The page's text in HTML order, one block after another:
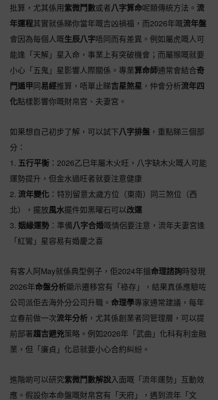
批算，尤其係用紫微鬥數或者八字算命呢類傳統方法。 流
年運程其實就係睇你當年嘅吉凶禍福，而2026年嘅流年盤
會因為每個人嘅生辰八字唔同而有差異。例如屬虎嘅人可
能逢「天解」星入命，事業上有突破機會；而屬猴嘅就要
小心「五鬼」星影響人際關係。專業算命師通常會結合奇
門遁甲同易經推算，唔單止睇吉星煞星 ，仲會分析流年四
化點樣影響你嘅財帛宮、夫妻宮。
如果想自己初步了解，可以試下八字排盤 ，重點睇三個部
分：
1. 五行平衡 ：2026乙巳年屬木火旺，八字缺木火嘅人可能
運勢提升，但金水過旺者就要注意健康
2. 流年變化 ：特別留意太歲方位（東南）同三煞位（西
北），擺放風水擺件如黑曜石可以改運
3. 姻緣運勢 ：準備八字合婚嘅情侶要注意，流年夫妻宮逢
「紅鸞」星容易有婚慶之喜
有客人阿May就係典型例子，佢2024年搵命理諮詢時發現
2026年命盤分析顯示遷移宮有「祿存」，結果真係應驗咗
公司派佢去海外分公司升職。 命理學專家通常建議，每年
立春前做一次流年分析 ，尤其係創業者同管理層，可以提
前部署趨吉避兇策略。例如2026年「武曲」化科有利金融
業，但「廉貞」化忌就要小心合約糾紛。
進階啲可以研究紫微鬥數解說入面嘅「流年運勢」互動效
應。假設你本命盤嘅財帛宮有「天府」，遇到流年「文